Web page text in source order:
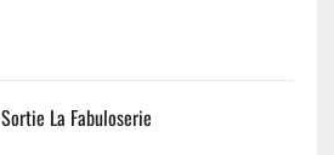
Sortie La Fabuloserie